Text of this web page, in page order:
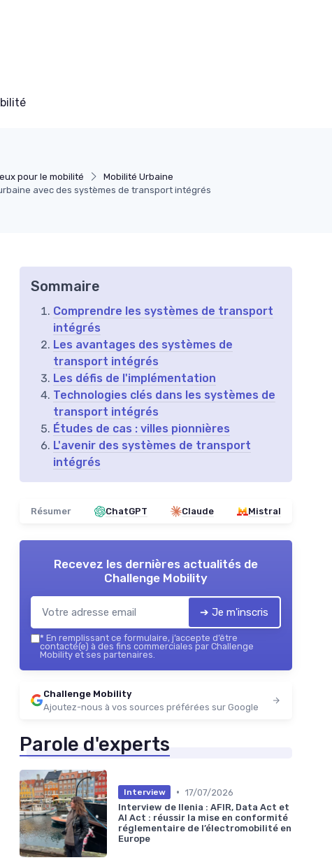
pour le mobilité
Mobilité Urbaine
avec des systèmes de transport intégrés
Sommaire
Comprendre les systèmes de transport
intégrés
Les avantages des systèmes de
transport intégrés
Les défis de l'implémentation
Technologies clés dans les systèmes de
transport intégrés
Études de cas : villes pionnières
L'avenir des systèmes de transport
intégrés
Résumer ChatGPT Claude Mistral
Recevez les dernières actualités de
Challenge Mobility
➔ Je m'inscris
* En remplissant ce formulaire, j’accepte d’être
contacté(e) à des fins commerciales par Challenge
Mobility et ses partenaires.
Challenge Mobility
Ajoutez-nous à vos sources préférées sur Google
Parole d'experts
Interview • 17/07/2026
Interview de Ilenia : AFIR, Data Act et
AI Act : réussir la mise en conformité
réglementaire de l’électromobilité en
Europe